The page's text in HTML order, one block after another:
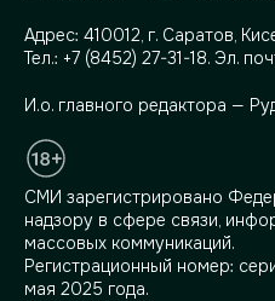
Адрес: 410012, г. Саратов,
Тел.: +7 (8452) 27-31-18. Эл.
И.о. главного редактора —
СМИ зарегистрировано
надзору в сфере связи,
массовых коммуникаций.
Регистрационный номер:
мая 2025 года.